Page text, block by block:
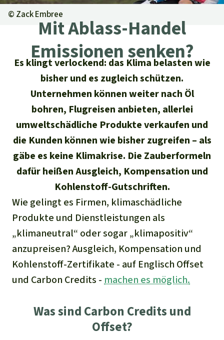
Info
Aktuelles
Erfolge
Alle News
Kids
Newsletter­anmeldung
Unsere Themen
Der Regenwald
Klima
Biodiversität
Schutzgebiete
Palmöl
Biokraftstoff
Tropenholz
Aluminium
Fleisch und Soja
Regenwald Report
Aktuelle Ausgabe
01/2026
04/2025
03/2025
02/2025
01/2025
Ältere Ausgaben
Erfolge
Shop
Überuns
Über uns
40 Jahre Vereins­geschichte
Häufige Fragen
Jahresberichte
Stiftung
Kontakt
Transparenz
Medien
Presse
Presse-Echo
Widget einbinden
Banner einbinden
Freianzeigen
Deutsch
English
Español
Français
Italiano
Português
Indonesia
Dringender Spendenaufruf
Regenwald-Urkunden
Fragen & Antworten
Testament
SpendenkontoRettet den
Regenwald e. V.
DE11 430609672025 0541 00
GENODEM1GLS
GLS Bank
IBAN kopieren
Spenden für ein Thema
Tierschutz
Waldschutz
Schutz von Indigenen
Spenden für eine Region
Südostasien
Afrika
© Zack Embree
Mit Ablass-Handel
Emissionen senken?
Es klingt verlockend: das Klima belasten wie
bisher und es zugleich schützen.
Unternehmen können weiter nach Öl
bohren, Flugreisen anbieten, allerlei
umweltschädliche Produkte verkaufen und
die Kunden können wie bisher zugreifen – als
gäbe es keine Klimakrise. Die Zauberformeln
dafür heißen Ausgleich, Kompensation und
Kohlenstoff-Gutschriften.
Wie gelingt es Firmen, klimaschädliche
Produkte und Dienstleistungen als
„klimaneutral“ oder sogar „klimapositiv“
anzupreisen? Ausgleich, Kompensation und
Kohlenstoff-Zertifikate - auf Englisch Offset
und Carbon Credits - machen es möglich.
Was sind Carbon Credits und
Offset?